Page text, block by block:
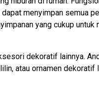
menyimpan semua
yang cukup untuk
dekoratif lainnya.
atau ornamen dekoratif